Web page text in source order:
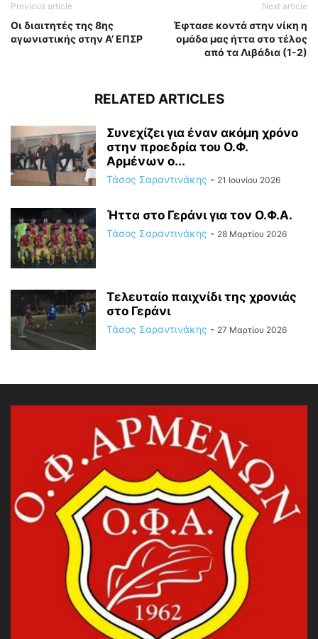
Previous article
Οι διαιτητές της 8ης
αγωνιστικής στην Α’ ΕΠΣΡ
Next article
Έφτασε κοντά στην νίκη η
ομάδα μας ήττα στο τέλος
από τα Λιβάδια (1-2)
RELATED ARTICLES
Συνεχίζει για έναν ακόμη χρόνο
στην προεδρία του Ο.Φ.
Αρμένων ο...
Τάσος Σαραντινάκης - 21 Ιουνίου 2026
Ήττα στο Γεράνι για τον Ο.Φ.Α.
Τάσος Σαραντινάκης - 28 Μαρτίου 2026
Τελευταίο παιχνίδι της χρονιάς
στο Γεράνι
Τάσος Σαραντινάκης - 27 Μαρτίου 2026